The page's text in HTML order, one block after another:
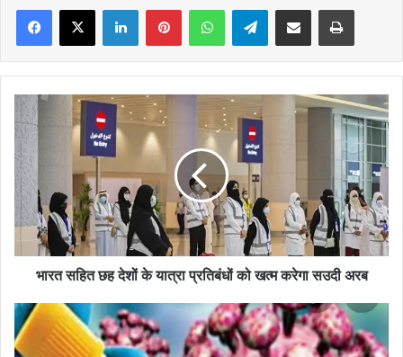
Facebook
X LinkedInPinterestWhatsAppTelegramShare via Email Print
भारत
सहित
छह
देशों
के
यात्रा
प्रतिबंधों
खत्म
करेगा
अरब
भारत सहित छह देशों के यात्रा प्रतिबंधों को खत्म करेगा सउदी अरब
झारखंडः
20
जिलों